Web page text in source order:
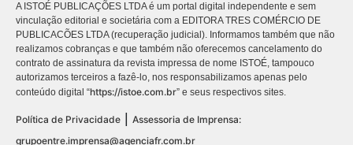
A ISTOÉ PUBLICAÇÕES LTDA é um portal digital independente e sem
vinculação editorial e societária com a EDITORA TRES COMÉRCIO DE
PUBLICACÕES LTDA (recuperação judicial). Informamos também que não
realizamos cobranças e que também não oferecemos cancelamento do
contrato de assinatura da revista impressa de nome ISTOÉ, tampouco
autorizamos terceiros a fazê-lo, nos responsabilizamos apenas pelo
conteúdo digital “https://istoe.com.br” e seus respectivos sites.
Política de Privacidade
Assessoria de Imprensa:
grupoentre.imprensa@agenciafr.com.br